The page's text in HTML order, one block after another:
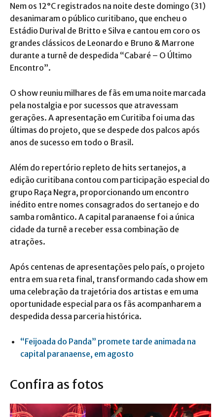
Nem os 12°C registrados na noite deste domingo (31)
desanimaram o público curitibano, que encheu o
Estádio Durival de Britto e Silva e cantou em coro os
grandes clássicos de Leonardo e Bruno & Marrone
durante a turnê de despedida “Cabaré – O Último
Encontro”.
O show reuniu milhares de fãs em uma noite marcada
pela nostalgia e por sucessos que atravessam
gerações. A apresentação em Curitiba foi uma das
últimas do projeto, que se despede dos palcos após
anos de sucesso em todo o Brasil.
Além do repertório repleto de hits sertanejos, a
edição curitibana contou com participação especial do
grupo Raça Negra, proporcionando um encontro
inédito entre nomes consagrados do sertanejo e do
samba romântico. A capital paranaense foi a única
cidade da turnê a receber essa combinação de
atrações.
Após centenas de apresentações pelo país, o projeto
entra em sua reta final, transformando cada show em
uma celebração da trajetória dos artistas e em uma
oportunidade especial para os fãs acompanharem a
despedida dessa parceria histórica.
“Feijoada do Panda” promete tarde animada na
capital paranaense, em agosto
Confira as fotos